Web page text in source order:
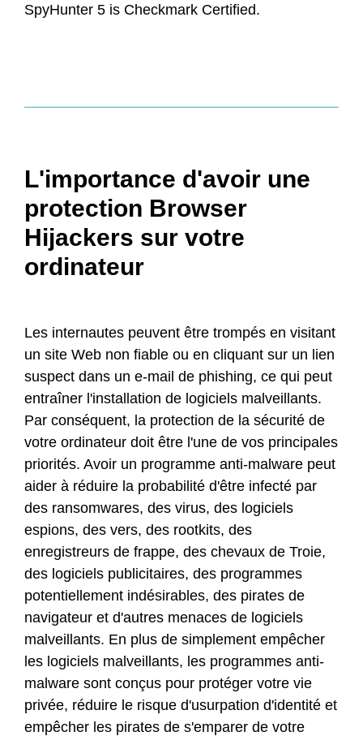
SpyHunter 5 is Checkmark Certified.
L'importance d'avoir une
protection Browser
Hijackers sur votre
ordinateur
Les internautes peuvent être trompés en visitant
un site Web non fiable ou en cliquant sur un lien
suspect dans un e-mail de phishing, ce qui peut
entraîner l'installation de logiciels malveillants.
Par conséquent, la protection de la sécurité de
votre ordinateur doit être l'une de vos principales
priorités. Avoir un programme anti-malware peut
aider à réduire la probabilité d'être infecté par
des ransomwares, des virus, des logiciels
espions, des vers, des rootkits, des
enregistreurs de frappe, des chevaux de Troie,
des logiciels publicitaires, des programmes
potentiellement indésirables, des pirates de
navigateur et d'autres menaces de logiciels
malveillants. En plus de simplement empêcher
les logiciels malveillants, les programmes anti-
malware sont conçus pour protéger votre vie
privée, réduire le risque d'usurpation d'identité et
empêcher les pirates de s'emparer de votre